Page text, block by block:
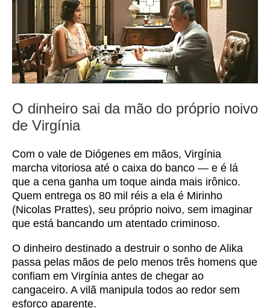
O dinheiro sai da mão do próprio noivo
de Virgínia
Com o vale de Diógenes em mãos, Virgínia
marcha vitoriosa até o caixa do banco — e é lá
que a cena ganha um toque ainda mais irônico.
Quem entrega os 80 mil réis a ela é Mirinho
(Nicolas Prattes), seu próprio noivo, sem imaginar
que está bancando um atentado criminoso.
O dinheiro destinado a destruir o sonho de Alika
passa pelas mãos de pelo menos três homens que
confiam em Virgínia antes de chegar ao
cangaceiro. A vilã manipula todos ao redor sem
esforço aparente.